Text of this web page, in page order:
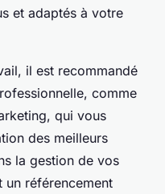
et adaptés à votre
il est recommandé
comme
qui vous
des meilleurs
la gestion de vos
un référencement